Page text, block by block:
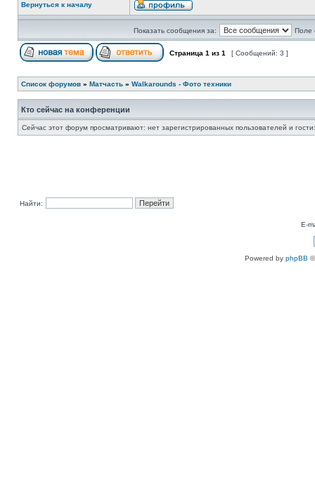
Вернуться к началу
Показать сообщения за: Поле
Страница 1 из 1 [ Сообщений: 3 ]
Список форумов » Матчасть » Walkarounds - Фото техники
Кто сейчас на конференции
Сейчас этот форум просматривают: нет зарегистрированных пользователей и
Найти:
E-
Powered by phpBB